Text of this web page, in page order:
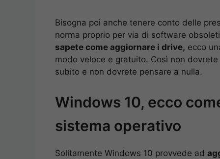
Bisogna poi anche tenere conto delle
norma proprio per via di software
sapete come aggiornare i drive, ecco
modo veloce e gratuito. Così non
subito e non dovrete pensare a nulla.
Windows 10, ecco
sistema operativo
Solitamente Windows 10 provvede ad